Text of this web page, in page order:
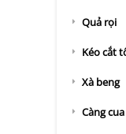
Quả rọi
Kéo cắt
Xà beng
Càng cua